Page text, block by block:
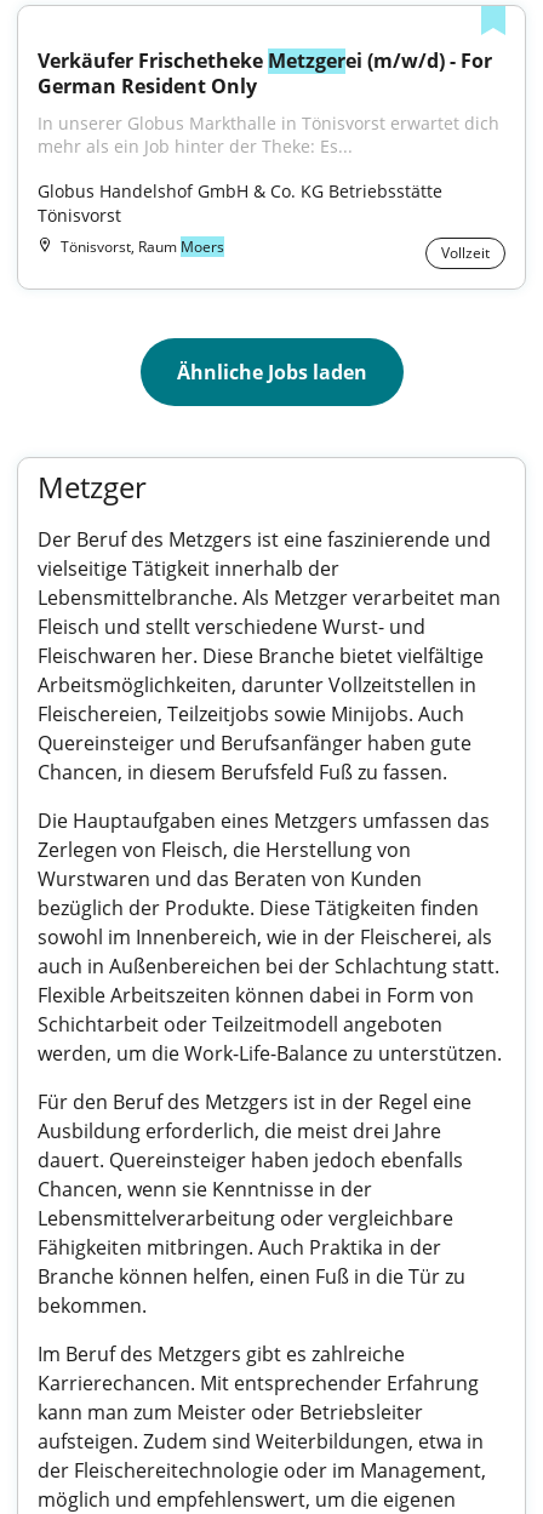
Verkäufer Frischetheke Metzgerei (m/w/d) - For
German Resident Only
In unserer Globus Markthalle in Tönisvorst erwartet dich
mehr als ein Job hinter der Theke: Es...
Globus Handelshof GmbH & Co. KG Betriebsstätte
Tönisvorst
Tönisvorst, Raum Moers Vollzeit
Ähnliche Jobs laden
Metzger
Der Beruf des Metzgers ist eine faszinierende und
vielseitige Tätigkeit innerhalb der
Lebensmittelbranche. Als Metzger verarbeitet man
Fleisch und stellt verschiedene Wurst- und
Fleischwaren her. Diese Branche bietet vielfältige
Arbeitsmöglichkeiten, darunter Vollzeitstellen in
Fleischereien, Teilzeitjobs sowie Minijobs. Auch
Quereinsteiger und Berufsanfänger haben gute
Chancen, in diesem Berufsfeld Fuß zu fassen.
Die Hauptaufgaben eines Metzgers umfassen das
Zerlegen von Fleisch, die Herstellung von
Wurstwaren und das Beraten von Kunden
bezüglich der Produkte. Diese Tätigkeiten finden
sowohl im Innenbereich, wie in der Fleischerei, als
auch in Außenbereichen bei der Schlachtung statt.
Flexible Arbeitszeiten können dabei in Form von
Schichtarbeit oder Teilzeitmodell angeboten
werden, um die Work-Life-Balance zu unterstützen.
Für den Beruf des Metzgers ist in der Regel eine
Ausbildung erforderlich, die meist drei Jahre
dauert. Quereinsteiger haben jedoch ebenfalls
Chancen, wenn sie Kenntnisse in der
Lebensmittelverarbeitung oder vergleichbare
Fähigkeiten mitbringen. Auch Praktika in der
Branche können helfen, einen Fuß in die Tür zu
bekommen.
Im Beruf des Metzgers gibt es zahlreiche
Karrierechancen. Mit entsprechender Erfahrung
kann man zum Meister oder Betriebsleiter
aufsteigen. Zudem sind Weiterbildungen, etwa in
der Fleischereitechnologie oder im Management,
möglich und empfehlenswert, um die eigenen